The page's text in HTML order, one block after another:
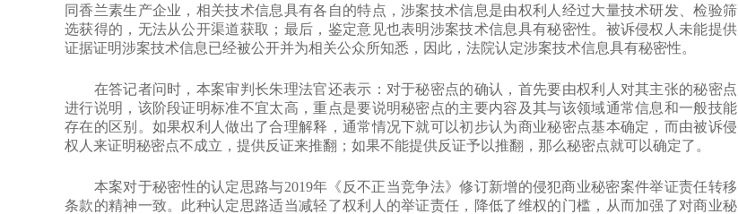
同香兰素生产企业，相关技术信息具有各自的特点，涉案技术信息是由权利人经过大量技术研发、检验筛
选获得的，无法从公开渠道获取；最后，鉴定意见也表明涉案技术信息具有秘密性。被诉侵权人未能提供
证据证明涉案技术信息已经被公开并为相关公众所知悉，因此，法院认定涉案技术信息具有秘密性。
在答记者问时，本案审判长朱理法官还表示：对于秘密点的确认，首先要由权利人对其主张的秘密点
进行说明，该阶段证明标准不宜太高，重点是要说明秘密点的主要内容及其与该领域通常信息和一般技能
存在的区别。如果权利人做出了合理解释，通常情况下就可以初步认为商业秘密点基本确定，而由被诉侵
权人来证明秘密点不成立，提供反证来推翻；如果不能提供反证予以推翻，那么秘密点就可以确定了。
本案对于秘密性的认定思路与2019年《反不正当竞争法》修订新增的侵犯商业秘密案件举证责任转移
条款的精神一致。此种认定思路适当减轻了权利人的举证责任，降低了维权的门槛，从而加强了对商业秘